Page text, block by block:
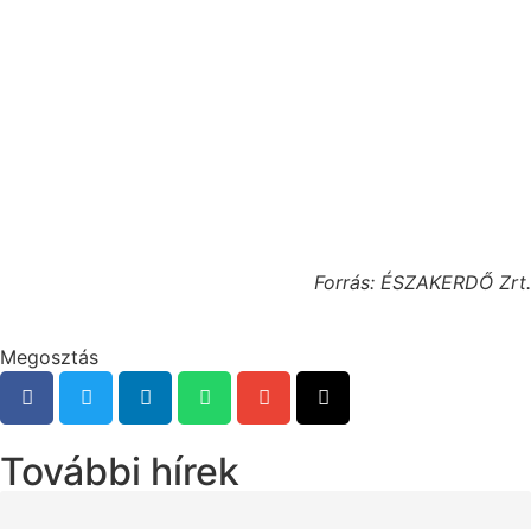
Forrás: ÉSZAKERDŐ Zrt.
Megosztás
További hírek